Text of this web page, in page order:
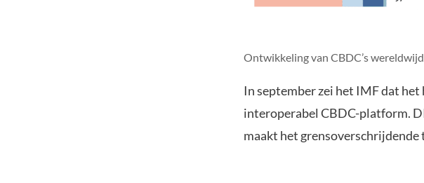
Ontwikkeling van CBDC’s
In september zei het IMF dat
interoperabel CBDC-platform.
maakt het